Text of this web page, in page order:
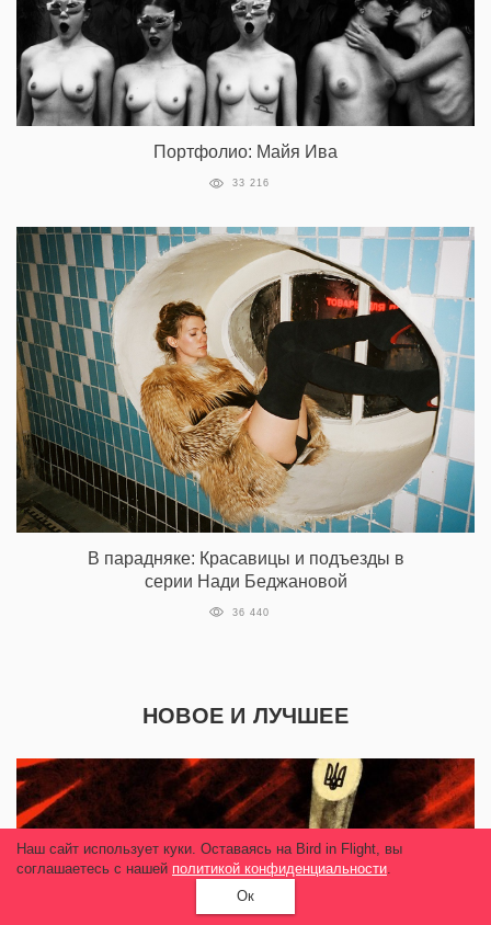
Портфолио: Майя Ива
33 216
В парадняке: Красавицы и подъезды в
серии Нади Беджановой
36 440
НОВОЕ И ЛУЧШЕЕ
Наш сайт использует куки. Оставаясь на Bird in Flight, вы
соглашаетесь с нашей политикой конфиденциальности.
Ок